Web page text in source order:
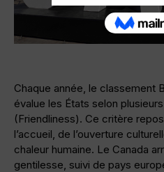
Chaque année, le classement
évalue les États selon
(Friendliness). Ce critère
l’accueil, de l’ouverture
chaleur humaine. Le Canada
gentilesse, suivi de pays